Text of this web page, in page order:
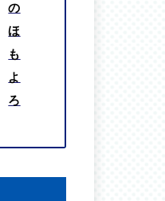
の
ほ
も
よ
ろ